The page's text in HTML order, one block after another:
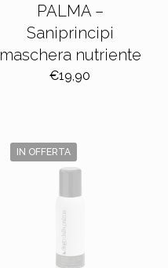
PALMA –
Saniprincipi
maschera nutriente
€19,90
IN OFFERTA